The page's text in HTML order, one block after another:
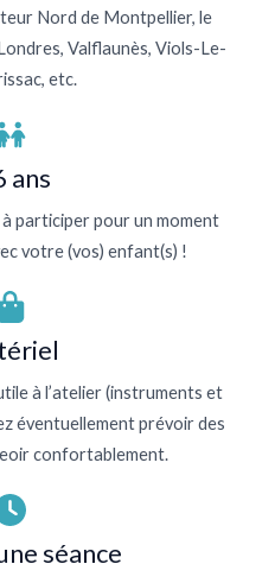
Nord de Montpellier, le
Valflaunès, Viols-Le-
etc.
ans
participer pour un moment
votre (vos) enfant(s) !
à l’atelier (instruments et
éventuellement prévoir des
confortablement.
séance